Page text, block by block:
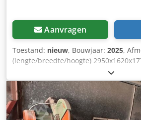
Aanvragen
Toestand: nieuw, Bouwjaar: 2025,
(lengte/breedte/hoogte)
kg Totaal benodigd vermogen 71,5 kW
MULTIMAX DUO-200 - min. /
180 mm (zonder zijdrukrol) - min. /
mm / 180 mm (met zijdrukrol) -
mm - min. werkstuklengte 450 mm